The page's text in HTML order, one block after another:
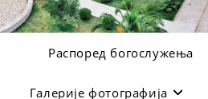
Распоред богослужења
Галерије фотографија